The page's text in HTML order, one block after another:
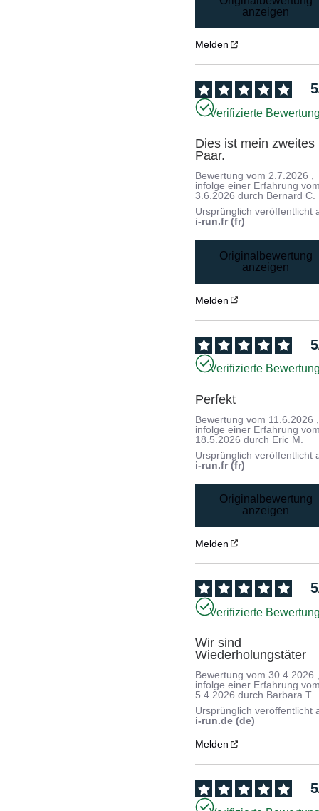
anzeigen
Melden
5
Verifizierte
Dies ist mein zweites
Paar.
Bewertung vom2.7.2026 ,
infolge einer Erfahrung
3.6.2026 durch Bernard C.
Ursprünglich veröffentlicht
i-run.fr (fr)
Originalbewertung
anzeigen
Melden
5
Verifizierte
Perfekt
Bewertung vom 11.6.2026
infolge einer Erfahrung
18.5.2026 durch Eric M.
Ursprünglich veröffentlicht
i-run.fr (fr)
Originalbewertung
anzeigen
Melden
5
Verifizierte
Wir sind
Wiederholungstäter
Bewertung vom30.4.2026
infolge einer Erfahrung
5.4.2026 durch Barbara T.
Ursprünglich veröffentlicht
i-run.de (de)
Melden
5